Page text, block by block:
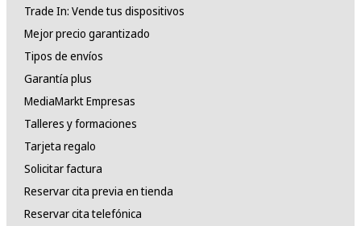
Trade In: Vende tus dispositivos
Mejor precio garantizado
Tipos de envíos
Garantía plus
MediaMarkt Empresas
Talleres y formaciones
Tarjeta regalo
Solicitar factura
Reservar cita previa en tienda
Reservar cita telefónica